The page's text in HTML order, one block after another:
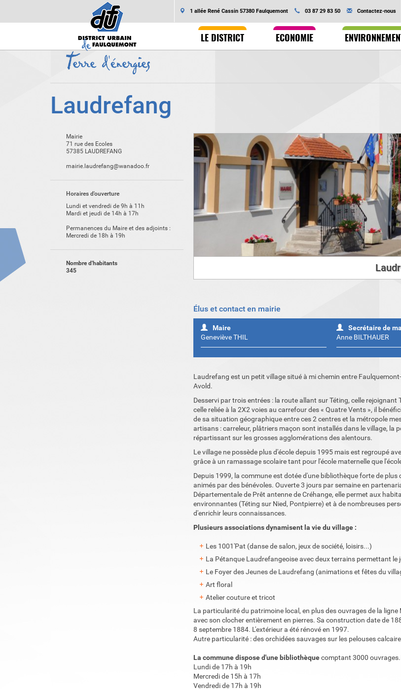
Ok
1 allée René Cassin 57380 Faulquemont 03 87 29 83 50 Contactez-nous
LE DISTRICT ECONOMIE
Laudrefang
Élus et contact en mairie
Maire
Geneviève THIL
Secrétaire de
Anne BILTHAUER
Laudrefang est un petit village situé à mi chemin entre
Avold.
Desservi par trois entrées : la route allant sur Téting, celle rejoignant
celle reliée à la 2X2 voies au carrefour des « Quatre Vents », il
de sa situation géographique entre ces 2 centres et la métropole
artisans : carreleur, plâtriers maçon sont installés dans le village, la
répartissant sur les grosses agglomérations des alentours.
Le village ne possède plus d'école depuis 1995 mais est regroupé
grâce à un ramassage scolaire tant pour l'école maternelle que
Depuis 1999, la commune est dotée d'une bibliothèque forte de plus
animés par des bénévoles. Ouverte 3 jours par semaine en
Départementale de Prêt antenne de Créhange, elle permet aux
environnantes (Téting sur Nied, Pontpierre) et à de nombreuses
d'enrichir leurs connaissances.
Plusieurs associations dynamisent la vie du village :
Les 1001'Pat (danse de salon, jeux de société, loisirs...)
La Pétanque Laudrefangeoise avec deux terrains permettant le
Le Foyer des Jeunes de Laudrefang (animations et fêtes du
Art floral
Atelier couture et tricot
La particularité du patrimoine local, en plus des ouvrages de la ligne
avec son clocher entièrement en pierres. Sa construction date de
8 septembre 1884. L'extérieur a été rénové en 1997.
Autre particularité : des orchidées sauvages sur les pelouses
La commune dispose d'une bibliothèquecomptant 3000 ouvrages.
Lundi de 17h à 19h
Mercredi de 15h à 17h
Vendredi de 17h à 19h
Mairie
71 rue des Ecoles
57385 LAUDREFANG
mairie.laudrefang@wanadoo.fr
Horaires d'ouverture
Lundi et vendredi de 9h à 11h
Mardi et jeudi de 14h à 17h
Permanences du Maire et des adjoints :
Mercredi de 18h à 19h
Nombre d'habitants
345